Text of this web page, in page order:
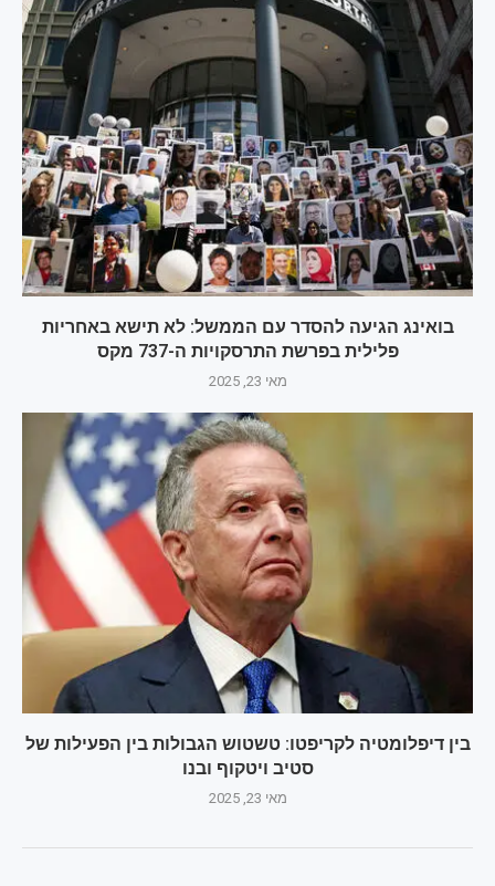
בואינג הגיעה להסדר עם הממשל: לא תישא באחריות
פלילית בפרשת התרסקויות ה-737 מקס
מאי 23, 2025
בין דיפלומטיה לקריפטו: טשטוש הגבולות בין הפעילות של
סטיב ויטקוף ובנו
מאי 23, 2025